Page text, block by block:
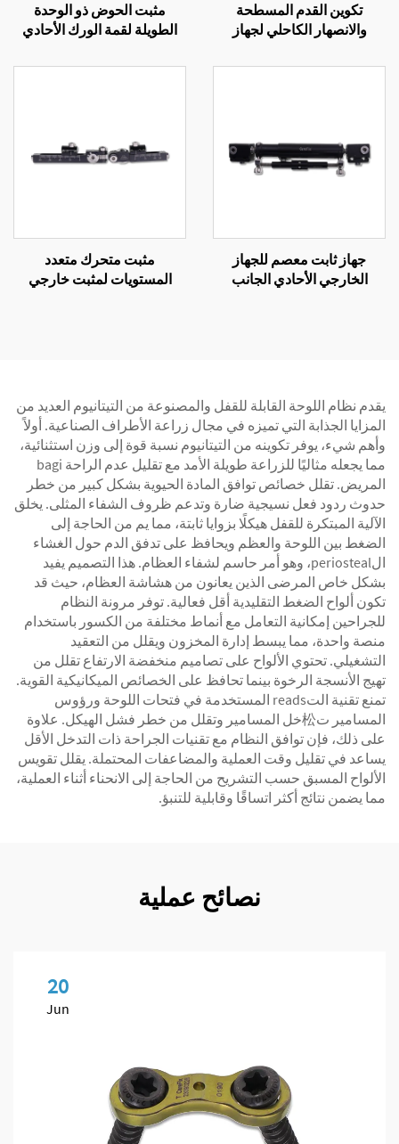
تكوين القدم المسطحة
والانصهار الكاحلي لجهاز
مثبت الحوض ذو الوحدة
الطويلة لقمة الورك الأحادي
جهاز ثابت معصم للجهاز
الخارجي الأحادي الجانب
مثبت متحرك متعدد
المستويات لمثبت خارجي
يقدم نظام اللوحة القابلة للقفل والمصنوعة من التيتانيوم العديد من
المزايا الجذابة التي تميزه في مجال زراعة الأطراف الصناعية. أولاً
وأهم شيء، يوفر تكوينه من التيتانيوم نسبة قوة إلى وزن استثنائية،
مما يجعله مثاليًا للزراعة طويلة الأمد مع تقليل عدم الراحة bagi
المريض. تقلل خصائص توافق المادة الحيوية بشكل كبير من خطر
حدوث ردود فعل نسيجية ضارة وتدعم ظروف الشفاء المثلى. يخلق
الآلية المبتكرة للقفل هيكلًا بزوايا ثابتة، مما يم من الحاجة إلى
الضغط بين اللوحة والعظم ويحافظ على تدفق الدم حول الغشاء
الperiosteal، وهو أمر حاسم لشفاء العظام. هذا التصميم يفيد
بشكل خاص المرضى الذين يعانون من هشاشة العظام، حيث قد
تكون ألواح الضغط التقليدية أقل فعالية. توفر مرونة النظام
للجراحين إمكانية التعامل مع أنماط مختلفة من الكسور باستخدام
منصة واحدة، مما يبسط إدارة المخزون ويقلل من التعقيد
التشغيلي. تحتوي الألواح على تصاميم منخفضة الارتفاع تقلل من
تهيج الأنسجة الرخوة بينما تحافظ على الخصائص الميكانيكية القوية.
تمنع تقنية التreads المستخدمة في فتحات اللوحة ورؤوس
المسامير ت松خل المسامير وتقلل من خطر فشل الهيكل. علاوة
على ذلك، فإن توافق النظام مع تقنيات الجراحة ذات التدخل الأقل
يساعد في تقليل وقت العملية والمضاعفات المحتملة. يقلل تقويس
الألواح المسبق حسب التشريح من الحاجة إلى الانحناء أثناء العملية،
مما يضمن نتائج أكثر اتساقًا وقابلية للتنبؤ.
نصائح عملية
20
Jun